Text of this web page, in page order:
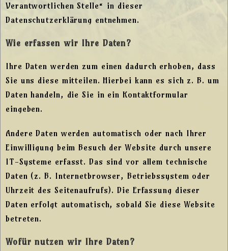
Verantwortlichen Stelle“ in dieser
Datenschutzerklärung entnehmen.
Wie erfassen wir Ihre Daten?
Ihre Daten werden zum einen dadurch erhoben, dass
Sie uns diese mitteilen. Hierbei kann es sich z. B. um
Daten handeln, die Sie in ein Kontaktformular
eingeben.
Andere Daten werden automatisch oder nach Ihrer
Einwilligung beim Besuch der Website durch unsere
IT-Systeme erfasst. Das sind vor allem technische
Daten (z. B. Internetbrowser, Betriebssystem oder
Uhrzeit des Seitenaufrufs). Die Erfassung dieser
Daten erfolgt automatisch, sobald Sie diese Website
betreten.
Wofür nutzen wir Ihre Daten?